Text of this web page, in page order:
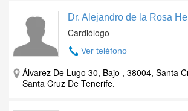
Dr. Alejandro de la Rosa
Cardiólogo
Ver teléfono
Álvarez De Lugo 30, Bajo , 38004, Santa
Santa Cruz De Tenerife.